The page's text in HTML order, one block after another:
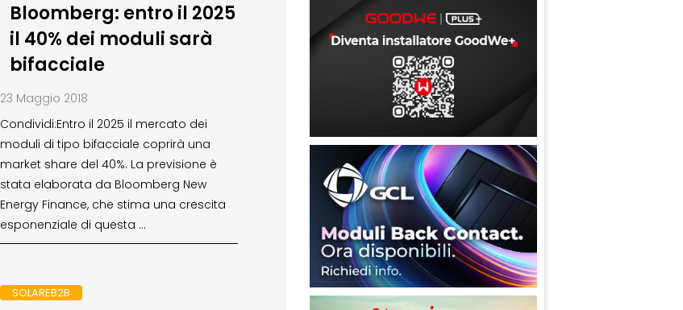
Bloomberg: entro il 2025
il 40% dei moduli sarà
bifacciale
23 Maggio 2018
Condividi:Entro il 2025 il mercato dei
moduli di tipo bifacciale coprirà una
market share del 40%. La previsione è
stata elaborata da Bloomberg New
Energy Finance, che stima una crescita
esponenziale di questa …
SOLAREB2B